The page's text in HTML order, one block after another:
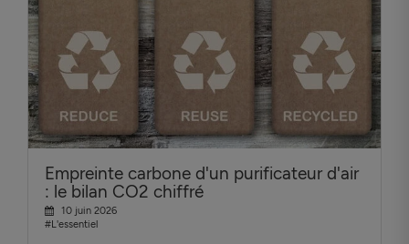
Empreinte carbone d'un purificateur d'air
: le bilan CO2 chiffré
10 juin 2026
#L'essentiel